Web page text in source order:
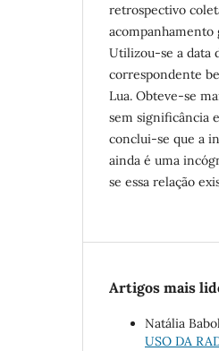
retrospectivo
Utilizou-se a data
correspondente
Lua. Obteve-se
sem significância
conclui-se que a
ainda é uma
se essa relação
Artigos mais
Natália
USO DA